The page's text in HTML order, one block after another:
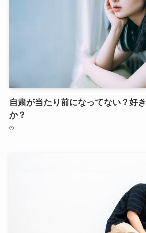
自粛が当たり前になってない？好
か？